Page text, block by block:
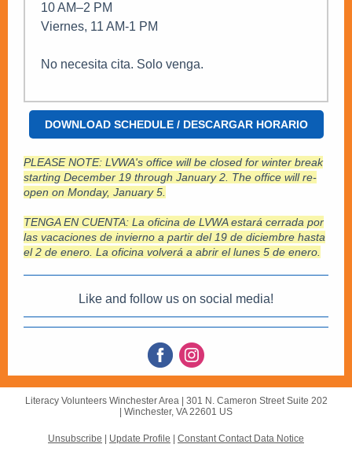
10 AM–2 PM
Viernes, 11 AM-1 PM
No necesita cita. Solo venga.
DOWNLOAD SCHEDULE / DESCARGAR HORARIO
PLEASE NOTE: LVWA's office will be closed for winter break
starting December 19 through January 2. The office will re-
open on Monday, January 5.
TENGA EN CUENTA: La oficina de LVWA estará cerrada por
las vacaciones de invierno a partir del 19 de diciembre hasta
el 2 de enero. La oficina volverá a abrir el lunes 5 de enero.
Like and follow us on social media!
Literacy Volunteers Winchester Area | 301 N. Cameron StreetSuite 202
Winchester, VA 22601 US
Unsubscribe Update Profile Constant Contact Data Notice